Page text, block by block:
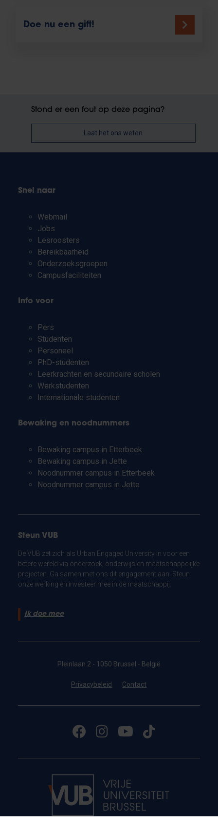
Doe nu een gift!
Stond er een fout op deze pagina?
Laat het ons weten
Snel naar
Webmail
Jobs
Lesroosters
Bereikbaarheid
Onderzoeksgroepen
Campusfaciliteiten
Info voor
Pers
Studenten
Personeel
PhD-studenten
Leerkrachten en secundaire scholen
Werkstudenten
Internationale studenten
Bewaking en noodnummers
Bewaking campus in Etterbeek
Bewaking campus in Jette
Noodnummer campus in Etterbeek
Noodnummer campus in Jette
Steun VUB
De VUB zet zich als Urban Engaged University in voor een
betere wereld via onderzoek, onderwijs en maatschappelijke
projecten. Ga samen met ons dit engagement aan. Steun
onze werking en investeer mee in de maatschappij.
Ik doe mee
Pleinlaan 2 - 1050 Brussel - België
Privacybeleid Contact